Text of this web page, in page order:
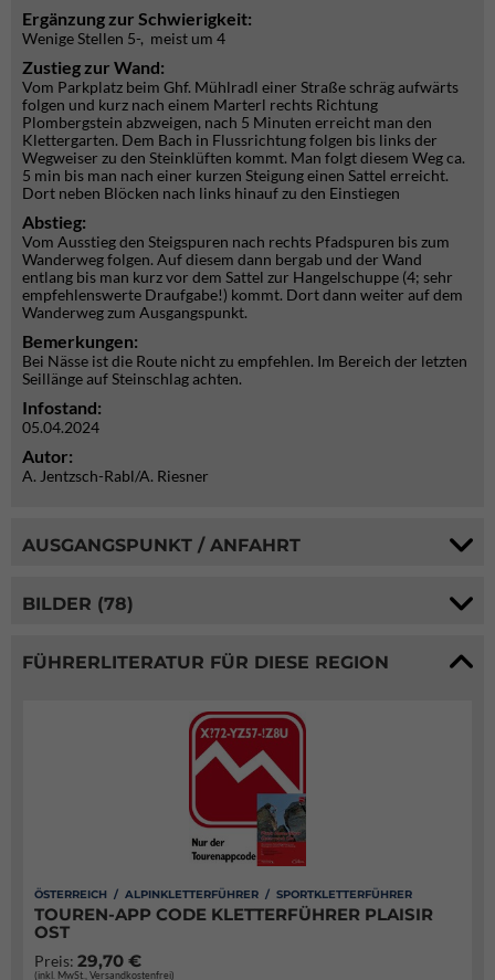
Ergänzung zur Schwierigkeit:
Wenige Stellen 5-, meist um 4
Zustieg zur Wand:
Vom Parkplatz beim Ghf. Mühlradl einer Straße schräg aufwärts
folgen und kurz nach einem Marterl rechts Richtung
Plombergstein abzweigen, nach 5 Minuten erreicht man den
Klettergarten. Dem Bach in Flussrichtung folgen bis links der
Wegweiser zu den Steinklüften kommt. Man folgt diesem Weg ca.
5 min bis man nach einer kurzen Steigung einen Sattel erreicht.
Dort neben Blöcken nach links hinauf zu den Einstiegen
Abstieg:
Vom Ausstieg den Steigspuren nach rechts Pfadspuren bis zum
Wanderweg folgen. Auf diesem dann bergab und der Wand
entlang bis man kurz vor dem Sattel zur Hangelschuppe (4; sehr
empfehlenswerte Draufgabe!) kommt. Dort dann weiter auf dem
Wanderweg zum Ausgangspunkt.
Bemerkungen:
Bei Nässe ist die Route nicht zu empfehlen. Im Bereich der letzten
Seillänge auf Steinschlag achten.
Infostand:
05.04.2024
Autor:
A. Jentzsch-Rabl/A. Riesner
AUSGANGSPUNKT / ANFAHRT
BILDER (78)
FÜHRERLITERATUR FÜR DIESE REGION
ÖSTERREICH / ALPINKLETTERFÜHRER / SPORTKLETTERFÜHRER
TOUREN-APP CODE KLETTERFÜHRER PLAISIR
OST
Preis: 29,70 €
(inkl. MwSt., Versandkostenfrei)